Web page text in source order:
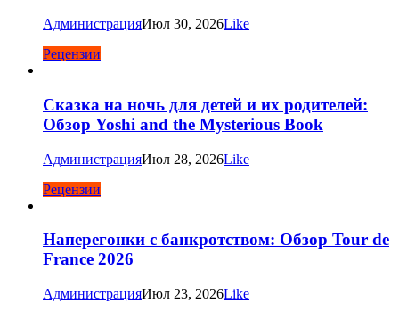
АдминистрацияИюл 30, 2026Like
Рецензии
Сказка на ночь для детей и их родителей:
Обзор Yoshi and the Mysterious Book
АдминистрацияИюл 28, 2026Like
Рецензии
Наперегонки с банкротством: Обзор Tour de
France 2026
АдминистрацияИюл 23, 2026Like